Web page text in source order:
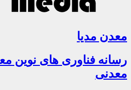
معدن مدیا
رسانه فناوری های نوین
معدنی